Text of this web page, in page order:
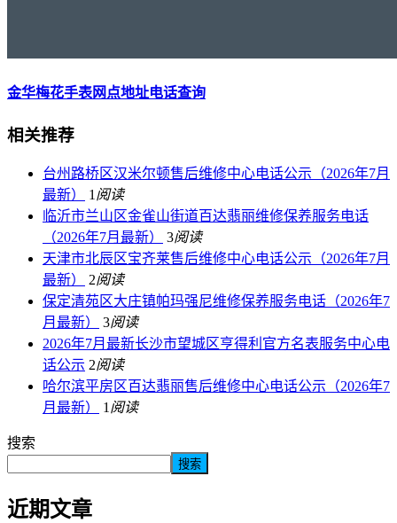
金华梅花手表网点地址电话查询
相关推荐
台州路桥区汉米尔顿售后维修中心电话公示（2026年7月
最新）
1 阅读
临沂市兰山区金雀山街道百达翡丽维修保养服务电话
（2026年7月最新）
3阅读
天津市北辰区宝齐莱售后维修中心电话公示（2026年7月
最新）
2阅读
保定清苑区大庄镇帕玛强尼维修保养服务电话（2026年7
月最新）
3阅读
2026年7月最新长沙市望城区亨得利官方名表服务中心电
话公示 2阅读
哈尔滨平房区百达翡丽售后维修中心电话公示（2026年7
月最新）
1 阅读
搜索
搜索
近期文章